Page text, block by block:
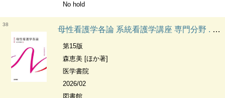
No hold
38
母性看護学各論 系統看護学講座 専門分野 . 母性看護学
第15版
森恵美 [ほか著]
医学書院
2026/02
図書館